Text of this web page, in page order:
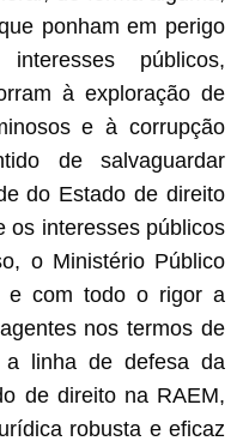
ponham em perigo
públicos,
à exploração de
e à corrupção
de salvaguardar
do Estado de direito
os interesses públicos
o Ministério Público
e com todo o rigor a
nos termos de
linha de defesa da
de direito na RAEM,
robusta e eficaz